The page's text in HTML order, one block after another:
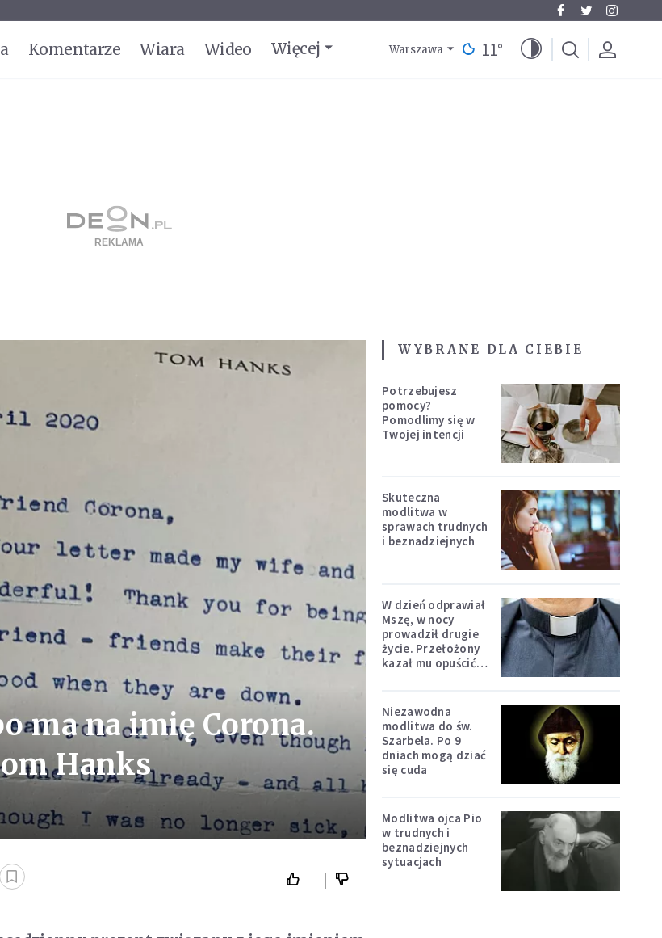
Komentarze Wiara Wideo Więcej Warszawa 11°
ma na imię Corona.
Hanks
WYBRANE DLA CIEBIE
Potrzebujesz
pomocy?
Pomodlimy się w
Twojej intencji
Skuteczna
modlitwa w
sprawach trudnych
i beznadziejnych
W dzień odprawiał
Mszę, w nocy
prowadził drugie
życie. Przełożony
kazał mu opuścić
Niezawodna
modlitwa do św.
Szarbela. Po 9
dniach mogą dziać
się cuda
Modlitwa ojca Pio
w trudnych i
beznadziejnych
sytuacjach